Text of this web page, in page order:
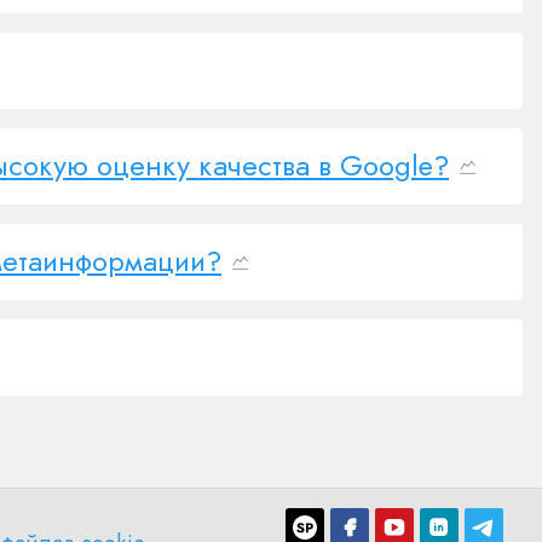
оценку качества в Google?